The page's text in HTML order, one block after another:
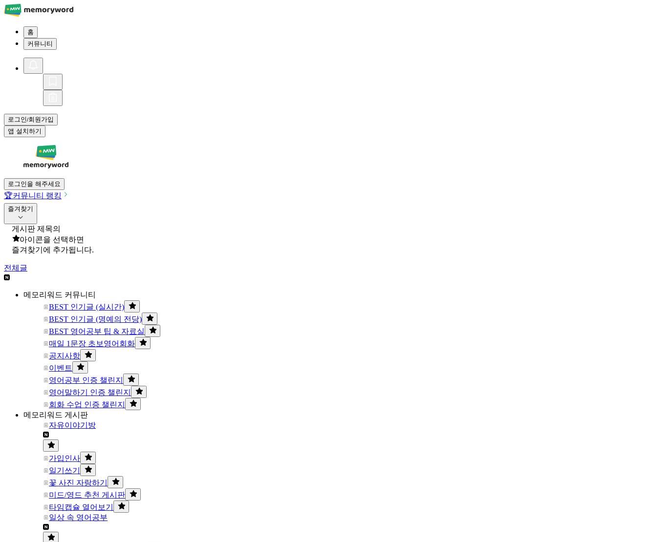
홈
커뮤니티
로그인/회원가입
앱 설치하기
로그인을 해주세요
🏆커뮤니티 랭킹
즐겨찾기
게시판 제목의
아이콘을 선택하면
즐겨찾기에 추가됩니다.
전체글
메모리워드 커뮤니티
BEST 인기글 (실시간)
BEST 인기글 (명예의 전당)
BEST 영어공부 팁 & 자료실
매일 1문장 초보영어회화
공지사항
이벤트
영어공부 인증 챌린지
영어말하기 인증 챌린지
회화 수업 인증 챌린지
메모리워드 게시판
자유이야기방
가입인사
일기쓰기
꽃 사진 자랑하기
미드/영드 추천 게시판
타임캡슐 열어보기
일상 속 영어공부